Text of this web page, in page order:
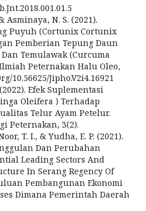
Asminaya, N. S. (2021).
Puyuh (Cortunix Cortunix
Pemberian Tepung Daun
Dan Temulawak (Curcuma
Peternakan Halu Oleo,
10.56625/Jipho.V2i4.16921
Efek Suplementasi
Oleifera ) Terhadap
Telur Ayam Petelur.
Peternakan, 3(2).
T. I., & Yudha, E. P. (2021).
Dan Perubahan
Leading Sectors And
In Serang Regency Of
Pembangunan Ekonomi
Dimana Pemerintah Daerah